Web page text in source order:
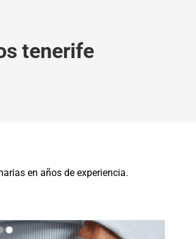
tenerife
en años de experiencia.